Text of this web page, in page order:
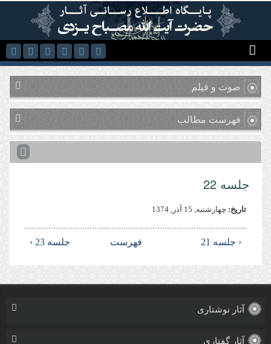
رفتن به محتوای اصلی
صوت و فیلم
فهرست مطالب
جلسه 22
تاریخ: چهارشنبه, 15 آذر, 1374
‹ جلسه 21 فهرست جلسه 23 ›
آثار نوشتاری
آثار گفتاری